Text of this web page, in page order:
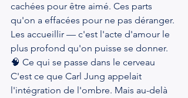
cachées pour être aimé. Ces parts
qu'on a effacées pour ne pas déranger.
Les accueillir — c'est l'acte d'amour le
plus profond qu'on puisse se donner.
🧠 Ce qui se passe dans le cerveau
C'est ce que Carl Jung appelait
l'intégration de l'ombre. Mais au-delà